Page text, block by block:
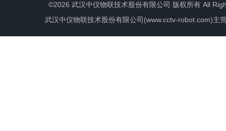
©2026 武汉中仪物联技术股份有限公司 版权所有 All
武汉中仪物联技术股份有限公司(www.cctv-robot.com)主